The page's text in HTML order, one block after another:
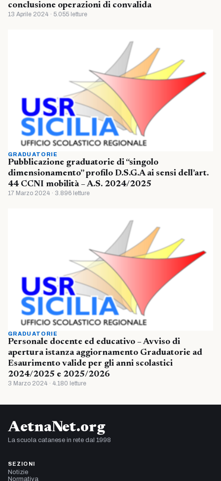
conclusione operazioni di convalida
13 Aprile 2024 · 5.055 letture
GRADUATORIE
Pubblicazione graduatorie di “singolo
dimensionamento” profilo D.S.G.A ai sensi dell’art.
44 CCNI mobilità – A.S. 2024/2025
17 Marzo 2024 · 3.896 letture
GRADUATORIE
Personale docente ed educativo – Avviso di
apertura istanza aggiornamento Graduatorie ad
Esaurimento valide per gli anni scolastici
2024/2025 e 2025/2026
3 Marzo 2024 · 4.180 letture
AetnaNet.org
La scuola catanese in rete dal 1998
SEZIONI
Notizie
Normativa